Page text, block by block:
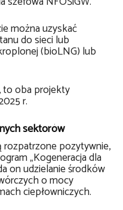
można uzyskać
do sieci lub
(bioLNG) lub
to oba projekty
r.
sektorów
rozpatrzone pozytywnie,
„Kogeneracja dla
on udzielanie środków
o mocy
ciepłowniczych.